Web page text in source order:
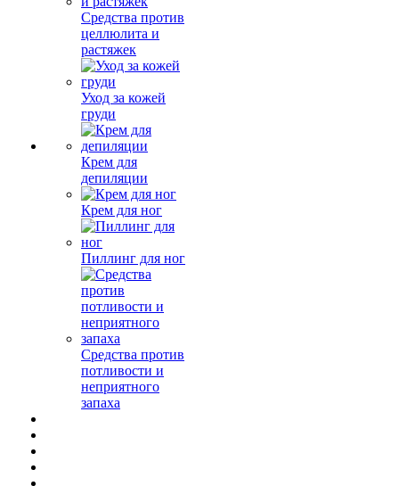
Средства против
целлюлита и
растяжек
Уход за кожей
груди
Крем для
депиляции
Крем для ног
Пиллинг для ног
Средства против
потливости и
неприятного
запаха